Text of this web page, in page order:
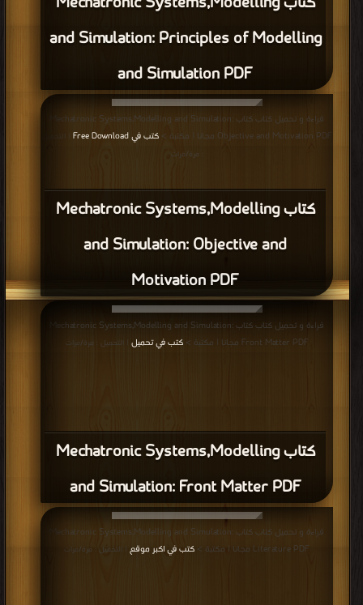
and Simulation: Principles of Modelling
and Simulation PDF
كتاب Mechatronic Systems,Modelling
and Simulation: Objective and
Motivation PDF
قراءة و تحميل كتاب كتاب Mechatronic Systems,Modelling and Simulation:
Objective and Motivation PDF مجانا | مكتبة >
كتب في Free Download
: مرة/مرات
كتاب Mechatronic Systems,Modelling
and Simulation: Front Matter PDF
قراءة و تحميل كتاب كتاب Mechatronic Systems,Modelling and Simulation:
Front Matter PDF مجانا | مكتبة >
كتب في تحميل | التحميل : مرة/مرات
قراءة و تحميل كتاب كتاب Mechatronic Systems,Modelling and Simulation:
Literature PDF مجانا | مكتبة >
كتب في اكبر موقع | التحميل : مرة/مرات